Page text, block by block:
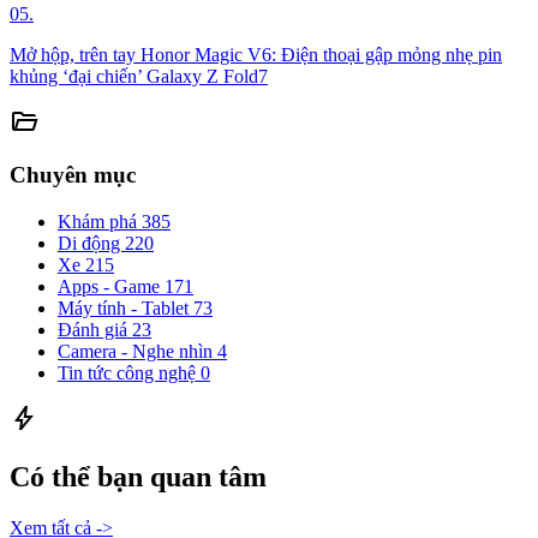
05.
Mở hộp, trên tay Honor Magic V6: Điện thoại gập mỏng nhẹ pin
khủng ‘đại chiến’ Galaxy Z Fold7
folder_open
Chuyên mục
Khám phá 385
Di động 220
Xe 215
Apps - Game 171
Máy tính - Tablet 73
Đánh giá 23
Camera - Nghe nhìn 4
Tin tức công nghệ 0
bolt
Có thể bạn quan tâm
Xem tất cả ->